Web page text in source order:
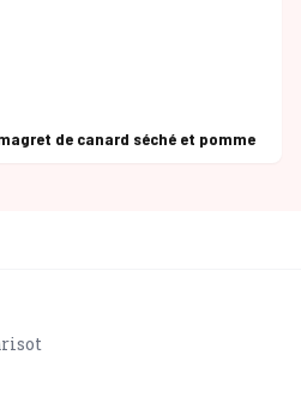
de canard séché et pomme